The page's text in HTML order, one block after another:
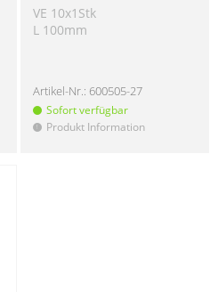
VE 10x1Stk
L 100mm
Artikel-Nr.: 600505-27
Sofort verfügbar
! Produkt Information